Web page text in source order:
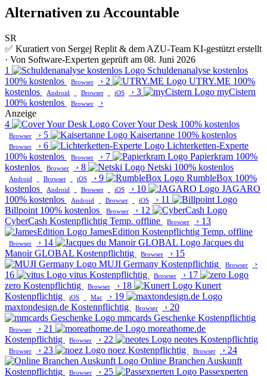
Alternativen zu Accountable
SR
✅ Kuratiert von Sergej Replit & dem AZU-Team KI-gestützt erstellt
· Von Software-Experten geprüft am 08. Juni 2026
1
Schuldenanalyse kostenlos
100% kostenlos
Browser › 2 UTRY.ME 100%
kostenlos
Android Browser iOS › 3
myCistern
100% kostenlos
Browser
›
Anzeige
4
Cover Your Desk 100% kostenlos
Browser › 5 Kaisertanne 100% kostenlos
Browser › 6
Lichterketten-Experte
100% kostenlos
Browser › 7 Papierkram 100%
kostenlos
Browser › 8 Netski 100% kostenlos
Android Browser iOS › 9 RumbleBox 100%
kostenlos
Android Browser iOS › 10
JAGARO
100% kostenlos
Android Browser iOS › 11
Billpoint 100% kostenlos Browser › 12
CyberCash Kostenpflichtig Temp. offline Browser › 13
JamesEdition Kostenpflichtig Temp. offline
Browser › 14
Jacques du
Manoir GLOBAL Kostenpflichtig Browser › 15
MUJI Germany Kostenpflichtig Browser
›
16
vitus Kostenpflichtig Browser › 17
zero Kostenpflichtig Browser › 18
Kunert
Kostenpflichtig
iOS Mac › 19
maxtondesign.de Kostenpflichtig Browser › 20
mmcards Geschenke Kostenpflichtig
Browser › 21
moreathome.de
Kostenpflichtig
Browser › 22 neotes Kostenpflichtig
Browser › 23 noez Kostenpflichtig Browser › 24
Online Branchen Auskunft
Kostenpflichtig
Browser › 25 Passexperten